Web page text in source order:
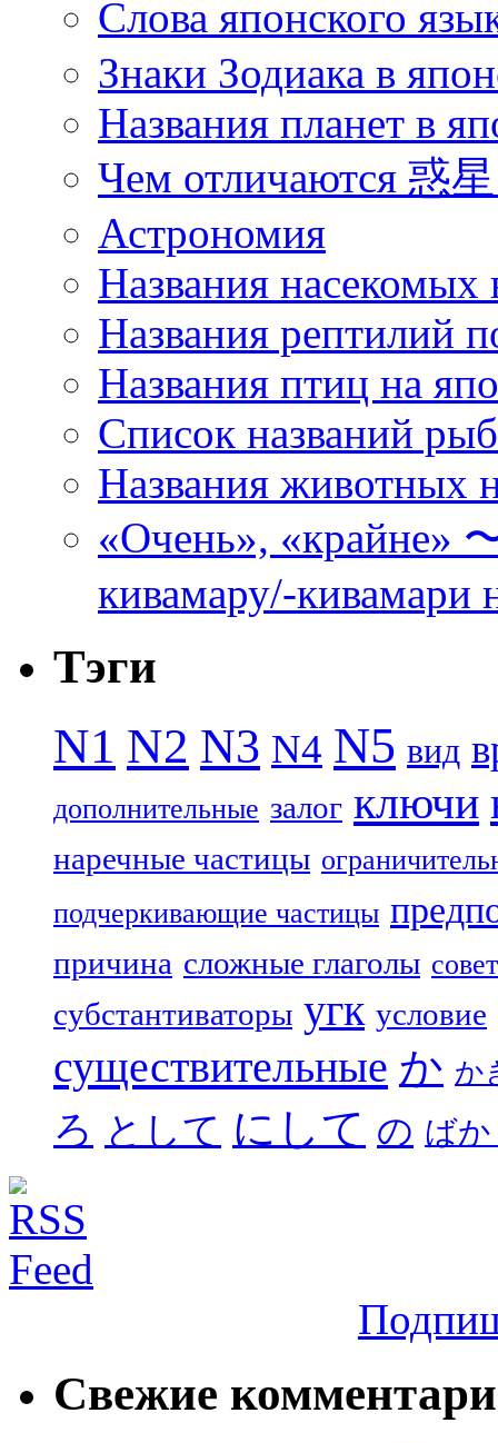
Слова японского
Знаки Зодиака в
Названия планет в
Чем отличаются 惑
Астрономия
Названия насекомых
Названия рептилий
Названия птиц на
Список названий
Названия животных
«Очень», «крайне»
кивамару/-кивамари
Тэги
N1 N2 N3 N4 N5 вид
дополнительные залог ключи
наречные частицы
подчеркивающие частицы
причина сложные глаголы совет
субстантиваторы угк условие
существительные か か
ろ として にして の ば
Свежие